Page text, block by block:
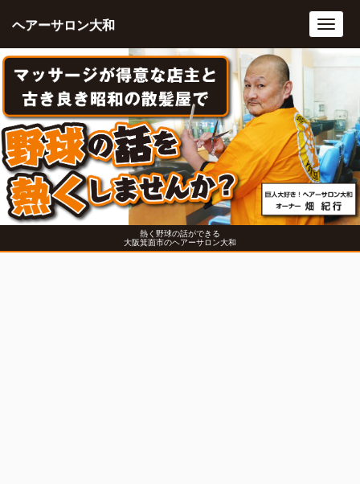
熱く野球の話ができる
大阪箕面市のヘアーサロン大和
ヘアーサロン大和